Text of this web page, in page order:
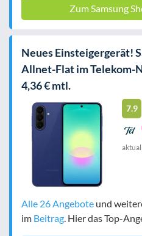
Zum Samsung
Neues Einsteigergerät!
Allnet-Flat im Telekom-
4,36 € mtl.
7.9
Alle 26 Angebote und
im Beitrag . Hier das Top-